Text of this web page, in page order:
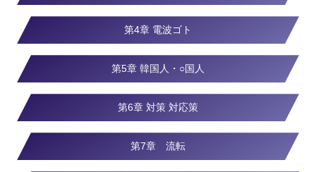
第4章 電波ゴト
第5章 韓国人・○国人
第6章 対策 対応策
第7章 流転